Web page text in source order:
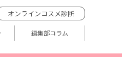
オンラインコスメ診断
編集部コラム